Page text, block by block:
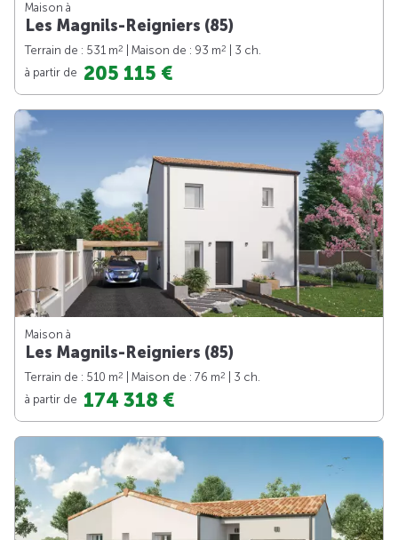
Maison à
Les Magnils-Reigniers (85)
Terrain de : 531 m2 | Maison de : 93 m2
| 3 ch.
à partir de 205 115 €
Maison à
Les Magnils-Reigniers (85)
Terrain de : 510 m2 | Maison de : 76 m2
| 3 ch.
à partir de 174 318 €